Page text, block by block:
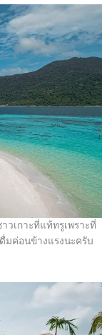
วเกาะที่แท้ทรูเพราะที่
มค่อนข้างแรงนะครับ